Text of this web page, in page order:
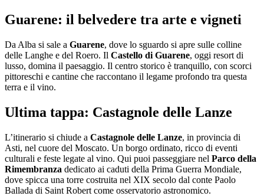
Guarene: il belvedere tra arte e vigneti
Da Alba si sale a Guarene, dove lo sguardo si apre sulle colline
delle Langhe e del Roero. Il Castello di Guarene, oggi resort di
lusso, domina il paesaggio. Il centro storico è tranquillo, con scorci
pittoreschi e cantine che raccontano il legame profondo tra questa
terra e il vino.
Ultima tappa: Castagnole delle Lanze
L’itinerario si chiude a Castagnole delle Lanze, in provincia di
Asti, nel cuore del Moscato. Un borgo ordinato, ricco di eventi
culturali e feste legate al vino. Qui puoi passeggiare nel Parco della
Rimembranza dedicato ai caduti della Prima Guerra Mondiale,
dove spicca una torre costruita nel XIX secolo dal conte Paolo
Ballada di Saint Robert come osservatorio astronomico.